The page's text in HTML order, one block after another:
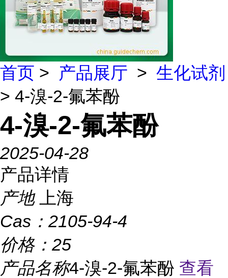
首页 > 产品展厅 > 生化试剂
> 4-溴-2-氟苯酚
4-溴-2-氟苯酚
2025-04-28
产品详情
产地
上海
Cas： 2105-94-4
价格： 25
产品名称4-溴-2-氟苯酚 查看